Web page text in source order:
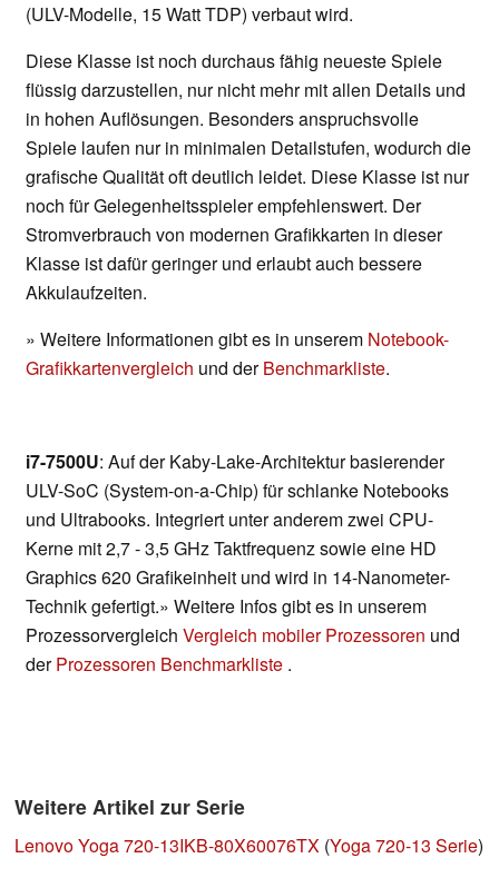
(ULV-Modelle, 15 Watt TDP) verbaut wird.
Diese Klasse ist noch durchaus fähig neueste Spiele
flüssig darzustellen, nur nicht mehr mit allen Details und
in hohen Auflösungen. Besonders anspruchsvolle
Spiele laufen nur in minimalen Detailstufen, wodurch die
grafische Qualität oft deutlich leidet. Diese Klasse ist nur
noch für Gelegenheitsspieler empfehlenswert. Der
Stromverbrauch von modernen Grafikkarten in dieser
Klasse ist dafür geringer und erlaubt auch bessere
Akkulaufzeiten.
» Weitere Informationen gibt es in unserem Notebook-
Grafikkartenvergleich und derBenchmarkliste.
i7-7500U: Auf der Kaby-Lake-Architektur basierender
ULV-SoC (System-on-a-Chip) für schlanke Notebooks
und Ultrabooks. Integriert unter anderem zwei CPU-
Kerne mit 2,7 - 3,5 GHz Taktfrequenz sowie eine HD
Graphics 620 Grafikeinheit und wird in 14-Nanometer-
Technik gefertigt.» Weitere Infos gibt es in unserem
Prozessorvergleich Vergleich mobiler Prozessoren und
derProzessoren Benchmarkliste .
Weitere Artikel zur Serie
Lenovo Yoga 720-13IKB-80X60076TX (Yoga 720-13 Serie)